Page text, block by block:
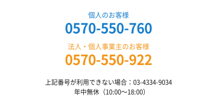
個人のお客様
0570-550-760
法人・個人事業主のお客様
0570-550-922
上記番号が利用できない場合：03-4334-9034
年中無休（10:00〜18:00）